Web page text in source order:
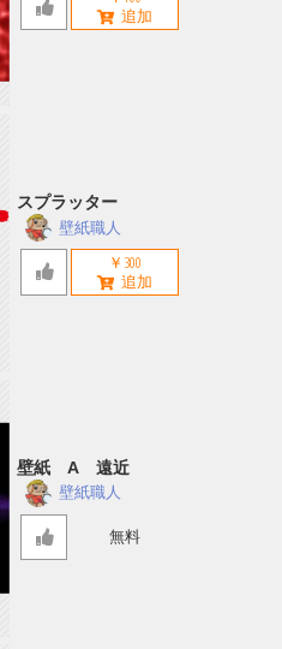
スプラッター
壁紙職人
￥300
壁紙 A 遠近
壁紙職人
無料